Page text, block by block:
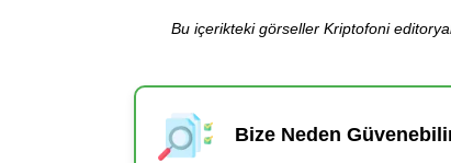
Bu içerikteki görseller Kriptofoni
Bize Neden